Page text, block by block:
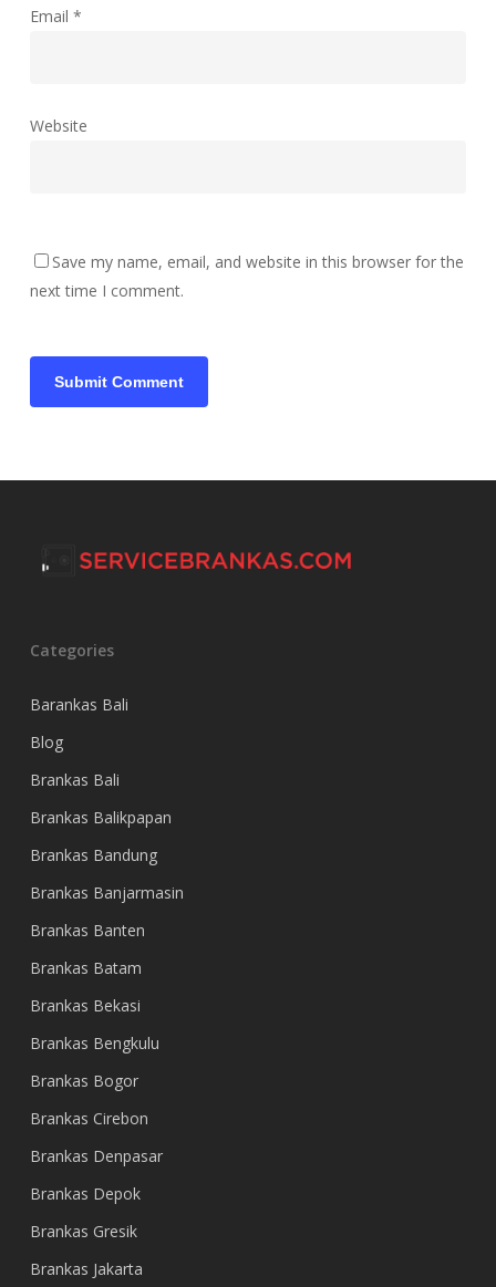
Email *
Website
Save my name, email, and website in this browser for the
next time I comment.
Categories
Barankas Bali
Blog
Brankas Bali
Brankas Balikpapan
Brankas Bandung
Brankas Banjarmasin
Brankas Banten
Brankas Batam
Brankas Bekasi
Brankas Bengkulu
Brankas Bogor
Brankas Cirebon
Brankas Denpasar
Brankas Depok
Brankas Gresik
Brankas Jakarta